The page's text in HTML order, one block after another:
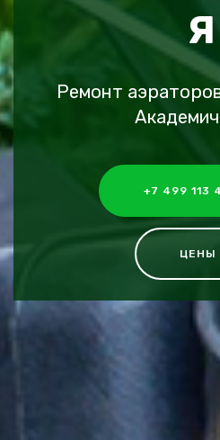
Я
Ремонт
+7 499 113
ЦЕНЫ